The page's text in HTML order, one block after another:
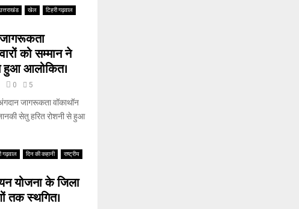
खेल
टिहरी गढ़वाल
को सम्मान ने
हुआ आलोकित।
0 5
जागरूकता वॉकाथॉन
सेतु हरित रोशनी से हुआ
गढ़वाल दिन की कहानी
राष्ट्रीय
योजना के जिला
तक स्थगित।